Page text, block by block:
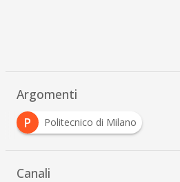
Argomenti
P
Politecnico di Milano
Canali